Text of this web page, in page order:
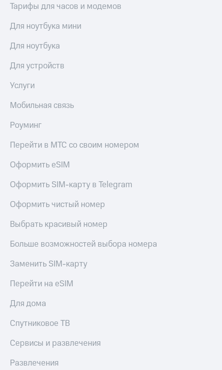
Тарифы для часов и модемов
Для ноутбука мини
Для ноутбука
Для устройств
Услуги
Мобильная связь
Роуминг
Перейти в МТС со своим номером
Оформить eSIM
Оформить SIM-карту в Telegram
Оформить чистый номер
Выбрать красивый номер
Больше возможностей выбора номера
Заменить SIM-карту
Перейти на eSIM
Для дома
Спутниковое ТВ
Сервисы и развлечения
Развлечения